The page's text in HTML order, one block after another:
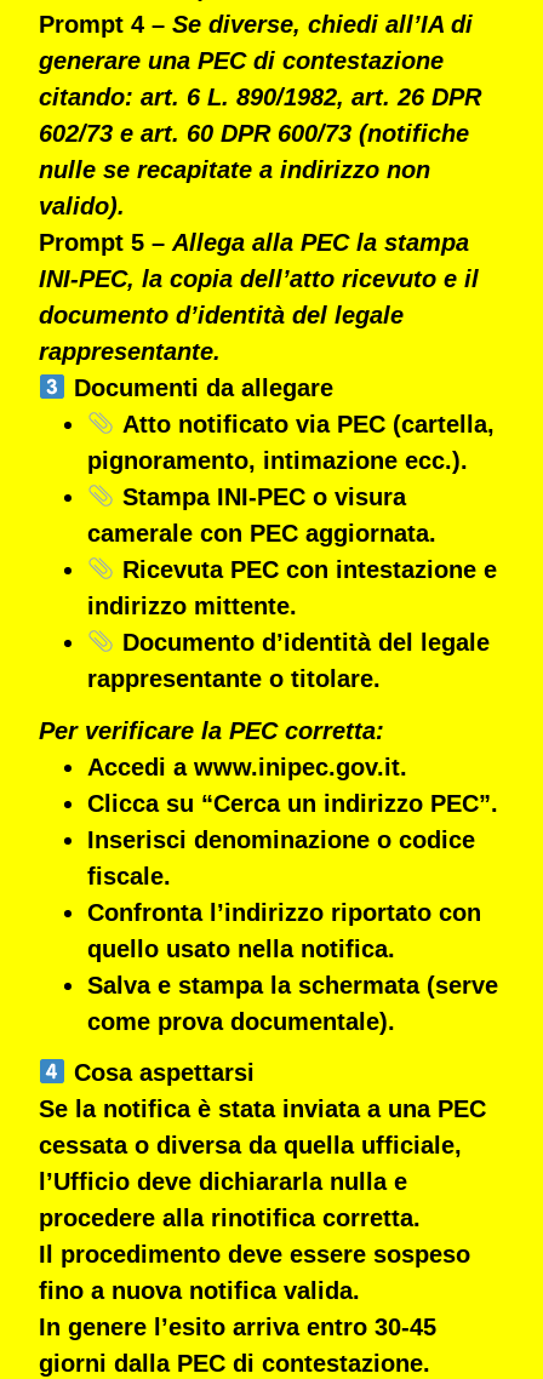
Prompt 4 – Se diverse, chiedi all’IA di
generare una PEC di contestazione
citando: art. 6 L. 890/1982, art. 26 DPR
602/73 e art. 60 DPR 600/73 (notifiche
nulle se recapitate a indirizzo non
valido).
Prompt 5 – Allega alla PEC la stampa
INI-PEC, la copia dell’atto ricevuto e il
documento d’identità del legale
rappresentante.
Documenti da allegare
Atto notificato via PEC(cartella,
pignoramento, intimazione ecc.).
Stampa INI-PECo visura
camerale con PEC aggiornata.
Ricevuta PECcon intestazione e
indirizzo mittente.
Documento d’identitàdel legale
rappresentante o titolare.
Per verificare la PEC corretta:
Accedi a www.inipec.gov.it.
Clicca su “Cerca un indirizzo PEC”.
Inserisci denominazione o codice
fiscale.
Confronta l’indirizzo riportato con
quello usato nella notifica.
Salva e stampa la schermata (serve
come prova documentale).
Cosa aspettarsi
Se la notifica è stata inviata a una PEC
cessata o diversa da quella ufficiale,
l’Ufficio deve dichiararla nullae
procedere alla rinotifica corretta.
Il procedimento deve essere sospeso
fino a nuova notifica valida.
In genere l’esito arriva entro 30-45
giorni dalla PEC di contestazione.